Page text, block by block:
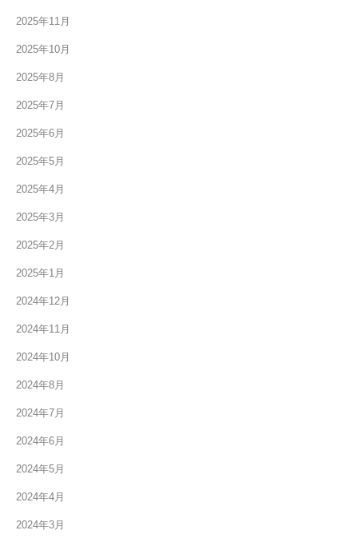
2025年11月
2025年10月
2025年8月
2025年7月
2025年6月
2025年5月
2025年4月
2025年3月
2025年2月
2025年1月
2024年12月
2024年11月
2024年10月
2024年8月
2024年7月
2024年6月
2024年5月
2024年4月
2024年3月